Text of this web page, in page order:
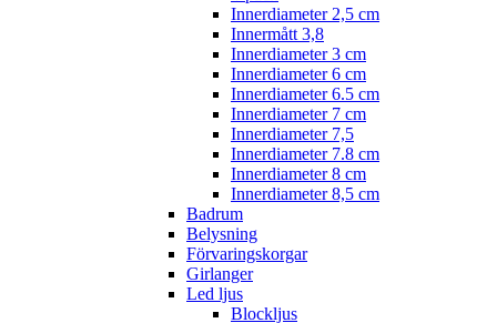
Innerdiameter 2,5 cm
Innermått 3,8
Innerdiameter 3 cm
Innerdiameter 6 cm
Innerdiameter 6.5 cm
Innerdiameter 7 cm
Innerdiameter 7,5
Innerdiameter 7.8 cm
Innerdiameter 8 cm
Innerdiameter 8,5 cm
Badrum
Belysning
Förvaringskorgar
Girlanger
Led ljus
Blockljus